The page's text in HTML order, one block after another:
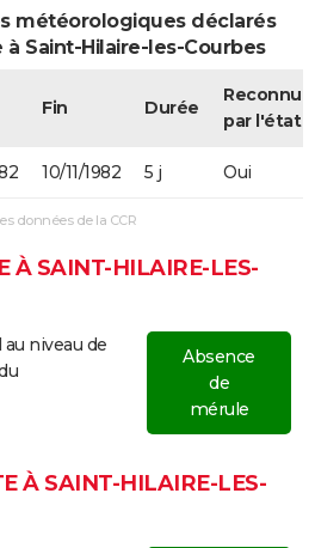
météorologiques déclarés
Saint-Hilaire-les-Courbes
Fin Durée
Reconnue
par l'état
10/11/1982 5 j Oui
données de la CCR
À SAINT-HILAIRE-LES-
niveau de
Absence
de
mérule
À SAINT-HILAIRE-LES-